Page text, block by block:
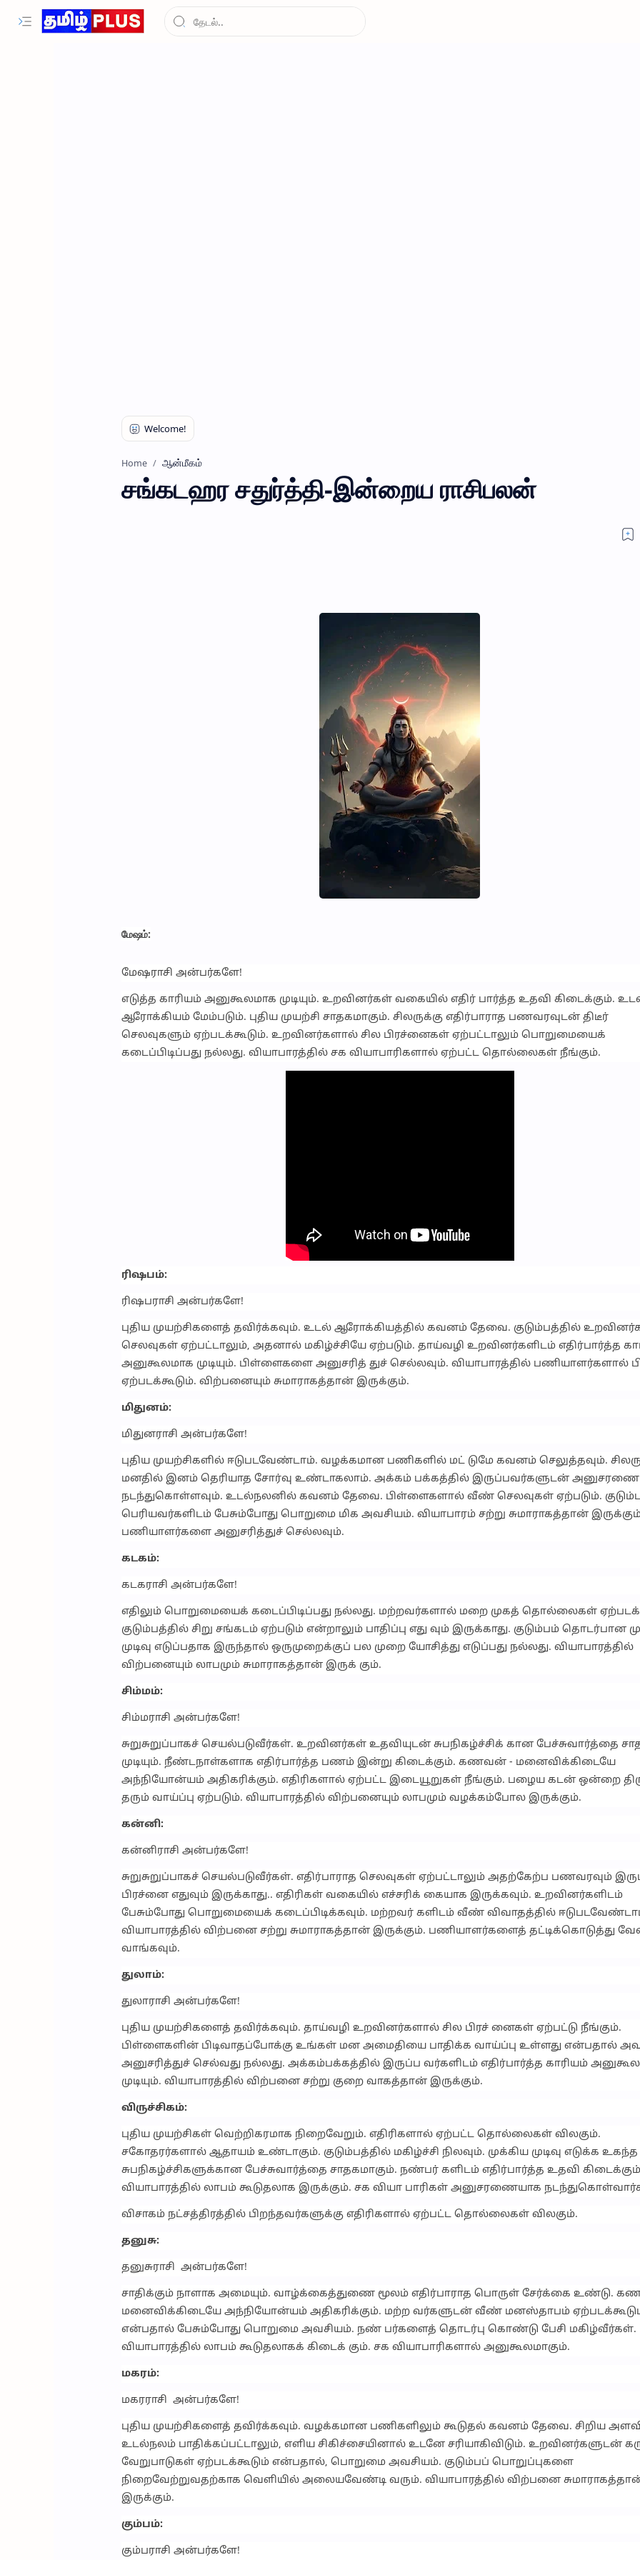
Home ஆன்மீகம்
சங்கடஹர சதுர்த்தி-இன்றைய ராசிபலன்
மேஷம்:
மேஷராசி அன்பர்களே!
எடுத்த காரியம் அனுகூலமாக முடியும். உறவினர்கள் வகையில் எதிர் பார்த்த உதவி கிடைக்கும்.
ஆரோக்கியம் மேம்படும். புதிய முயற்சி சாதகமாகும். சிலருக்கு எதிர்பாராத பணவரவுடன் திடீர்
செலவுகளும் ஏற்படக்கூடும். உறவினர்களால் சில பிரச்னைகள் ஏற்பட்டாலும் பொறுமையைக்
கடைப்பிடிப்பது நல்லது. வியாபாரத்தில் சக வியாபாரிகளால் ஏற்பட்ட தொல்லைகள் நீங்கும்.
ரிஷபம்:
ரிஷபராசி அன்பர்களே!
புதிய முயற்சிகளைத் தவிர்க்கவும். உடல் ஆரோக்கியத்தில் கவனம் தேவை. குடும்பத்தில்
செலவுகள் ஏற்பட்டாலும், அதனால் மகிழ்ச்சியே ஏற்படும். தாய்வழி உறவினர்களிடம் எதிர்பார்த்த
அனுகூலமாக முடியும். பிள்ளைகளை அனுசரித் துச் செல்லவும். வியாபாரத்தில் பணியாளர்களால்
ஏற்படக்கூடும். விற்பனையும் சுமாராகத்தான் இருக்கும்.
மிதுனம்:
மிதுனராசி அன்பர்களே!
புதிய முயற்சிகளில் ஈடுபடவேண்டாம். வழக்கமான பணிகளில் மட் டுமே கவனம் செலுத்தவும்.
மனதில் இனம் தெரியாத சோர்வு உண்டாகலாம். அக்கம் பக்கத்தில் இருப்பவர்களுடன்
நடந்துகொள்ளவும். உடல்நலனில் கவனம் தேவை. பிள்ளைகளால் வீண் செலவுகள் ஏற்படும்.
பெரியவர்களிடம் பேசும்போது பொறுமை மிக அவசியம். வியாபாரம் சற்று சுமாராகத்தான்
பணியாளர்களை அனுசரித்துச் செல்லவும்.
கடகம்:
கடகராசி அன்பர்களே!
எதிலும் பொறுமையைக் கடைப்பிடிப்பது நல்லது. மற்றவர்களால் மறை முகத் தொல்லைகள்
குடும்பத்தில் சிறு சங்கடம் ஏற்படும் என்றாலும் பாதிப்பு எது வும் இருக்காது. குடும்பம் தொடர்பான
முடிவு எடுப்பதாக இருந்தால் ஒருமுறைக்குப் பல முறை யோசித்து எடுப்பது நல்லது. வியாபாரத்தில்
விற்பனையும் லாபமும் சுமாராகத்தான் இருக் கும்.
சிம்மம்:
சிம்மராசி அன்பர்களே!
சுறுசுறுப்பாகச் செயல்படுவீர்கள். உறவினர்கள் உதவியுடன் சுபநிகழ்ச்சிக் கான பேச்சுவார்த்தை
முடியும். நீண்டநாள்களாக எதிர்பார்த்த பணம் இன்று கிடைக்கும். கணவன் - மனைவிக்கிடையே
அந்நியோன்யம் அதிகரிக்கும். எதிரிகளால் ஏற்பட்ட இடையூறுகள் நீங்கும். பழைய கடன் ஒன்றை
தரும் வாய்ப்பு ஏற்படும். வியாபாரத்தில் விற்பனையும் லாபமும் வழக்கம்போல இருக்கும்.
கன்னி:
கன்னிராசி அன்பர்களே!
சுறுசுறுப்பாகச் செயல்படுவீர்கள். எதிர்பாராத செலவுகள் ஏற்பட்டாலும் அதற்கேற்ப பணவரவும்
பிரச்னை எதுவும் இருக்காது.. எதிரிகள் வகையில் எச்சரிக் கையாக இருக்கவும். உறவினர்களிடம்
பேசும்போது பொறுமையைக் கடைப்பிடிக்கவும். மற்றவர் களிடம் வீண் விவாதத்தில்
வியாபாரத்தில் விற்பனை சற்று சுமாராகத்தான் இருக்கும். பணியாளர்களைத் தட்டிக்கொடுத்து
வாங்கவும்.
துலாம்:
துலாராசி அன்பர்களே!
புதிய முயற்சிகளைத் தவிர்க்கவும். தாய்வழி உறவினர்களால் சில பிரச் னைகள் ஏற்பட்டு நீங்கும்.
பிள்ளைகளின் பிடிவாதப்போக்கு உங்கள் மன அமைதியை பாதிக்க வாய்ப்பு உள்ளது என்பதால்
அனுசரித்துச் செல்வது நல்லது. அக்கம்பக்கத்தில் இருப்ப வர்களிடம் எதிர்பார்த்த காரியம்
முடியும். வியாபாரத்தில் விற்பனை சற்று குறை வாகத்தான் இருக்கும்.
விருச்சிகம்:
புதிய முயற்சிகள் வெற்றிகரமாக நிறைவேறும். எதிரிகளால் ஏற்பட்ட தொல்லைகள் விலகும்.
சகோதரர்களால் ஆதாயம் உண்டாகும். குடும்பத்தில் மகிழ்ச்சி நிலவும். முக்கிய முடிவு எடுக்க
சுபநிகழ்ச்சிகளுக்கான பேச்சுவார்த்தை சாதகமாகும். நண்பர் களிடம் எதிர்பார்த்த உதவி
வியாபாரத்தில் லாபம் கூடுதலாக இருக்கும். சக வியா பாரிகள் அனுசரணையாக
விசாகம் நட்சத்திரத்தில் பிறந்தவர்களுக்கு எதிரிகளால் ஏற்பட்ட தொல்லைகள் விலகும்.
தனுசு:
தனுசுராசி அன்பர்களே!
சாதிக்கும் நாளாக அமையும். வாழ்க்கைத்துணை மூலம் எதிர்பாராத பொருள் சேர்க்கை உண்டு.
மனைவிக்கிடையே அந்நியோன்யம் அதிகரிக்கும். மற்ற வர்களுடன் வீண் மனஸ்தாபம்
என்பதால் பேசும்போது பொறுமை அவசியம். நண் பர்களைத் தொடர்பு கொண்டு பேசி மகிழ்வீர்கள்.
வியாபாரத்தில் லாபம் கூடுதலாகக் கிடைக் கும். சக வியாபாரிகளால் அனுகூலமாகும்.
மகரம்:
மகரராசி அன்பர்களே!
புதிய முயற்சிகளைத் தவிர்க்கவும். வழக்கமான பணிகளிலும் கூடுதல் கவனம் தேவை. சிறிய
உடல்நலம் பாதிக்கப்பட்டாலும், எளிய சிகிச்சையினால் உடனே சரியாகிவிடும். உறவினர்களுடன்
வேறுபாடுகள் ஏற்படக்கூடும் என்பதால், பொறுமை அவசியம். குடும்பப் பொறுப்புகளை
நிறைவேற்றுவதற்காக வெளியில் அலையவேண்டி வரும். வியாபாரத்தில் விற்பனை
இருக்கும்.
கும்பம்:
கும்பராசி அன்பர்களே!